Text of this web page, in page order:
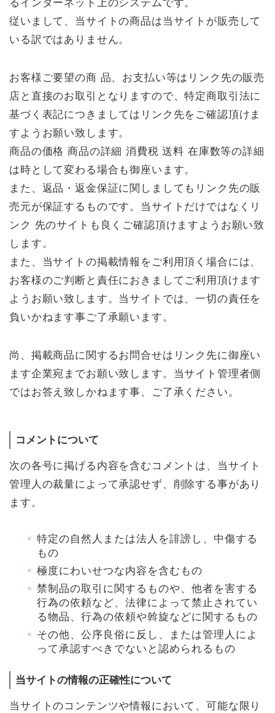
るインターネット上のシステムです。
従いまして、当サイトの商品は当サイトが販売して
いる訳ではありません。
お客様ご要望の商 品、お支払い等はリンク先の販売
店と直接のお取引となりますので、特定商取引法に
基づく表記につきましてはリンク先をご確認頂けま
すようお願い致します。
商品の価格 商品の詳細 消費税 送料 在庫数等の詳細
は時として変わる場合も御座います。
また、返品・返金保証に関しましてもリンク先の販
売元が保証するものです。当サイトだけではなくリ
ンク 先のサイトも良くご確認頂けますようお願い致
します。
また、当サイトの掲載情報をご利用頂く場合には、
お客様のご判断と責任におきましてご利用頂けます
ようお願い致します。当サイトでは、一切の責任を
負いかねます事ご了承願います。
尚、掲載商品に関するお問合せはリンク先に御座い
ます企業宛までお願い致します。当サイト管理者側
ではお答え致しかねます事、ご了承ください。
コメントについて
次の各号に掲げる内容を含むコメントは、当サイト
管理人の裁量によって承認せず、削除する事があり
ます。
特定の自然人または法人を誹謗し、中傷する
もの
極度にわいせつな内容を含むもの
禁制品の取引に関するものや、他者を害する
行為の依頼など、法律によって禁止されてい
る物品、行為の依頼や斡旋などに関するもの
その他、公序良俗に反し、または管理人によ
って承認すべきでないと認められるもの
当サイトの情報の正確性について
当サイトのコンテンツや情報において、可能な限り